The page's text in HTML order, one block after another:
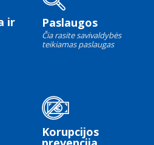
ir Paslaugos
Čia rasite savivaldybės
teikiamas paslaugas
Korupcijos